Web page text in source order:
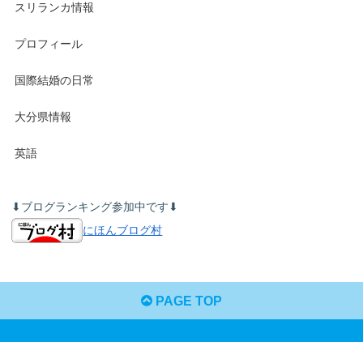
スリランカ情報
プロフィール
国際結婚の日常
大分県情報
英語
⬇︎ブログランキング参加中です⬇︎
にほんブログ村
PAGE TOP